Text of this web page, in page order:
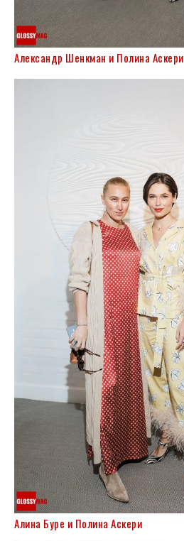
Александр Шенкман и Полина Аскери
Алина Буре и Полина Аскери